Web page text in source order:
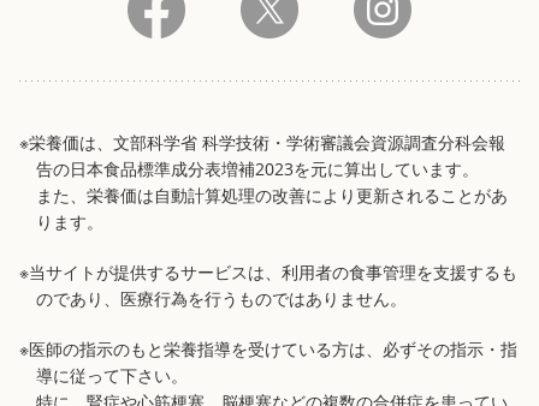
※栄養価は、文部科学省 科学技術・学術審議会資源調査分科会報
告の日本食品標準成分表増補2023を元に算出しています。
また、栄養価は自動計算処理の改善により更新されることがあ
ります。
※当サイトが提供するサービスは、利用者の食事管理を支援するも
のであり、医療行為を行うものではありません。
※医師の指示のもと栄養指導を受けている方は、必ずその指示・指
導に従って下さい。